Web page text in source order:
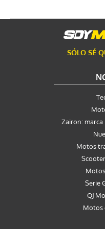
SÓLO SÉ
Zairon: marca
Motos
Serie
QJ
Motos